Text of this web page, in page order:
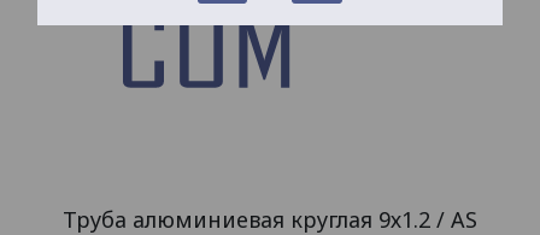
Труба алюминиевая круглая 9х1.2 / AS